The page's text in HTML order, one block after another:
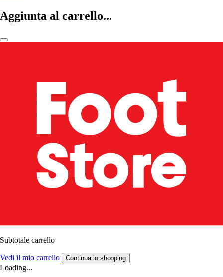
Aggiunta al carrello...
Subtotale carrello
Vedi il mio carrello Continua lo shopping
Loading...